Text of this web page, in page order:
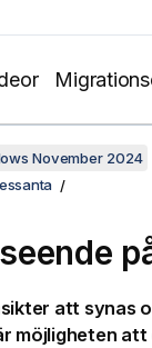
November 2024
att synas
möjligheten att